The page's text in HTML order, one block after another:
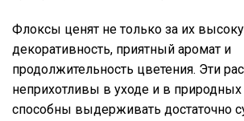
Флоксы ценят не только за их
декоративность, приятный аромат и
продолжительность цветения. Эти
неприхотливы в уходе и в природных
способны выдерживать достаточно